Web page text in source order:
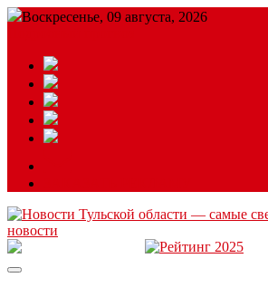
Воскресенье, 09 августа, 2026
Читайте последние новости дня в